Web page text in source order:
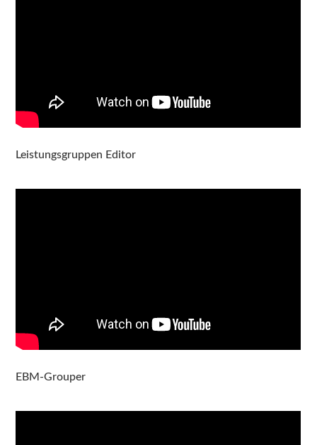
Leistungsgruppen Editor
EBM-Grouper